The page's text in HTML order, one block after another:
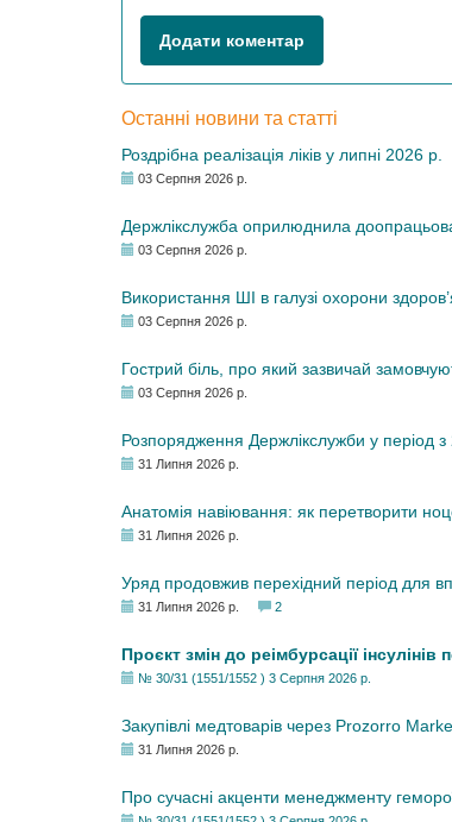
Додати коментар
Останні новини та статті
Роздрібна реалізація ліків у липні 2026 р.
03 Серпня 2026 р.
Держлікслужба оприлюднила
03 Серпня 2026 р.
Використання ШІ в галузі охорони
03 Серпня 2026 р.
Гострий біль, про який зазвичай
03 Серпня 2026 р.
Розпорядження Держлікслужби у період
31 Липня 2026 р.
Анатомія навіювання: як перетворити
31 Липня 2026 р.
Уряд продовжив перехідний період для
31 Липня 2026 р. 2
Проєкт змін до реімбурсації
№ 30/31 (1551/1552 ) 3 Серпня 2026 р.
Закупівлі медтоварів через Prozorro
31 Липня 2026 р.
Про сучасні акценти менеджменту